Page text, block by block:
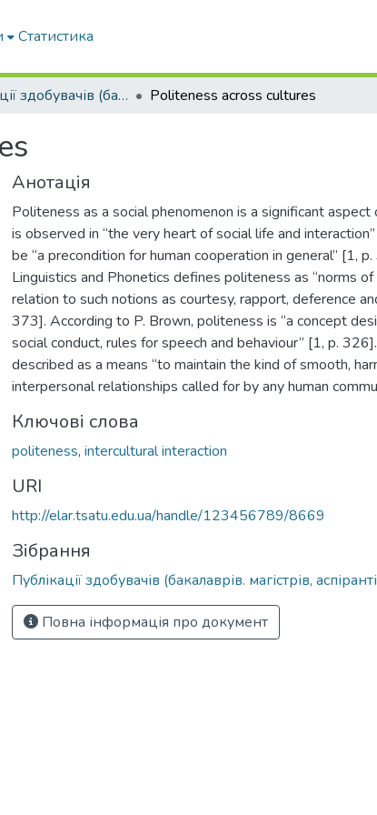
Статистика
Публікації здобувачів (бакалаврів. магістрів, аспірантів) Politeness across cultures
Анотація
Politeness as a social phenomenon is a significant aspect
is observed in “the very heart of social life and
be “a precondition for human cooperation in general” [1,
Linguistics and Phonetics defines politeness as “norms of
relation to such notions as courtesy, rapport, deference
373]. According to P. Brown, politeness is “a concept
social conduct, rules for speech and behaviour” [1, p.
described as a means “to maintain the kind of smooth,
interpersonal relationships called for by any human
Ключові слова
politeness, intercultural interaction
URI
http://elar.tsatu.edu.ua/handle/123456789/8669
Зібрання
Публікації здобувачів (бакалаврів. магістрів,
Повна інформація про документ